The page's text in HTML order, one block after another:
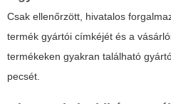
Csak ellenőrzött, hivatalos
termék gyártói címkéjét és a
termékeken gyakran található
pecsét.